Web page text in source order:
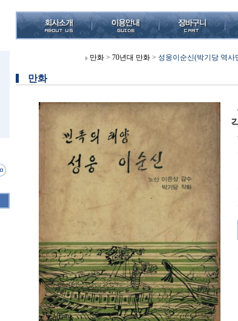
만화 > 70년대 만화 > 성웅이순신(박기당 역사
만화